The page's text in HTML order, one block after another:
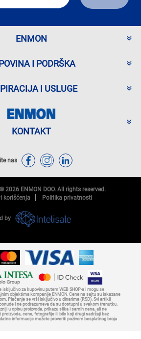
ENMON
I PODRŠKA
I USLUGE
KONTAKT
nas
2026 ENMON DOO. All rights reserved.
korišćenja
Politika privatnosti
by
isključivo za kupovinu putem WEB SHOP-a i mogu se
objektima kompanije ENMON. Cene na sajtu su iskazane
Plaćanje se vrši isključivo u dinarima (RSD). Svi artikli
i ne podrazumeva da su dostupni u svakom trenutku.
u opisu proizvoda, prikazu slika i samih cena, ali ne
cene, fotografije ili bilo koji drugi sadržaji bez
informacije možete proveriti pozivom besplatnog broja